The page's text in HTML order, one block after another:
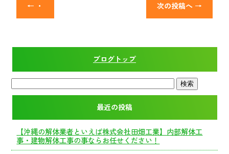
← ・ 次の投稿へ →
ブログトップ
最近の投稿
【沖縄の解体業者といえば株式会社田畑工業】内部解体工
事・建物解体工事の事ならお任せください！